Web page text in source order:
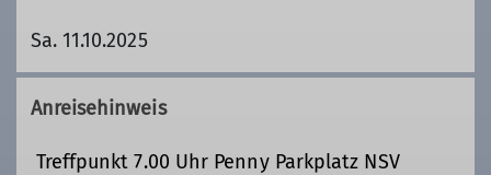
Sa. 11.10.2025
Anreisehinweis
Treffpunkt 7.00 Uhr Penny Parkplatz NSV